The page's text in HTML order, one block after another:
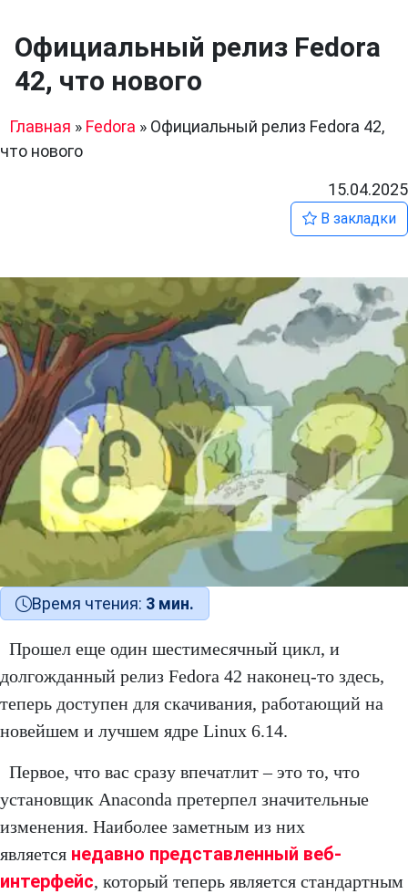
Официальный релиз Fedora
42, что нового
Главная » Fedora » Официальный релиз Fedora 42,
что нового
15.04.2025
В закладки
Время чтения: 3 мин.
Прошел еще один шестимесячный цикл, и
долгожданный релиз Fedora 42 наконец-то здесь,
теперь доступен для скачивания, работающий на
новейшем и лучшем ядре Linux 6.14.
Первое, что вас сразу впечатлит – это то, что
установщик Anaconda претерпел значительные
изменения. Наиболее заметным из них
является недавно представленный веб-
интерфейс, который теперь является стандартным